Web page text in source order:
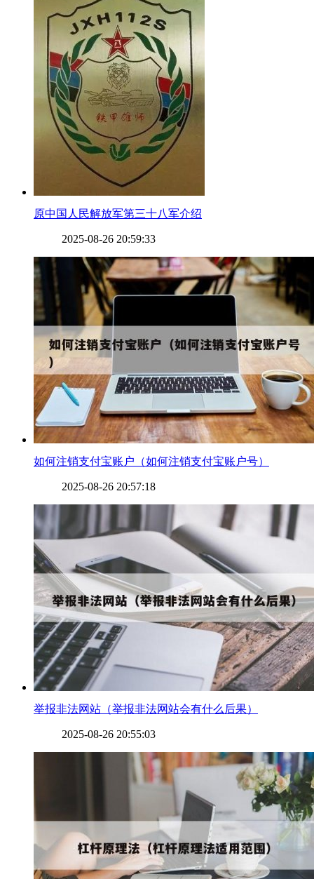
​原中国人民解放军第三十八军介绍
2025-08-26 20:59:33
​如何注销支付宝账户（如何注销支付宝账户号）
2025-08-26 20:57:18
​举报非法网站（举报非法网站会有什么后果）
2025-08-26 20:55:03